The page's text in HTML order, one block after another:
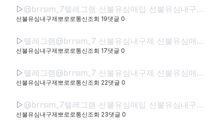
▷ @brrsim_7텔레그램 선불유심매입 선불유심내구제 뽀로로통신 선불유심현금화하는업체 프리랜서소액급전 선불폰유심매입합니다 급전 선불유심구매 바로정산
선불유심내구제뽀로로통신조회 19댓글 0
▷ 텔레그램@brrsim_7 선불유심내구제 선불유심매입 뽀로로통신 급전 정부정책자금생활안정생계급전지원금 선불유심구매 연체자바로소액급전
선불유심내구제뽀로로통신조회 17댓글 0
▷ 텔레그램@brrsim_7 선불유심내구제 선불유심매입 뽀로로통신 직장인바로소액급전 선불유심구매 급전 연체자바로소액급전 근로복지공단긴급생계비
선불유심내구제뽀로로통신조회 22댓글 0
▷ @brrsim_7텔레그램 선불유심매입 선불유심내구제 뽀로로통신 선불유심현금화하는업체 프리랜서소액급전 선불폰유심매입합니다 급전 선불유심구매 바로정산
선불유심내구제뽀로로통신조회 23댓글 0